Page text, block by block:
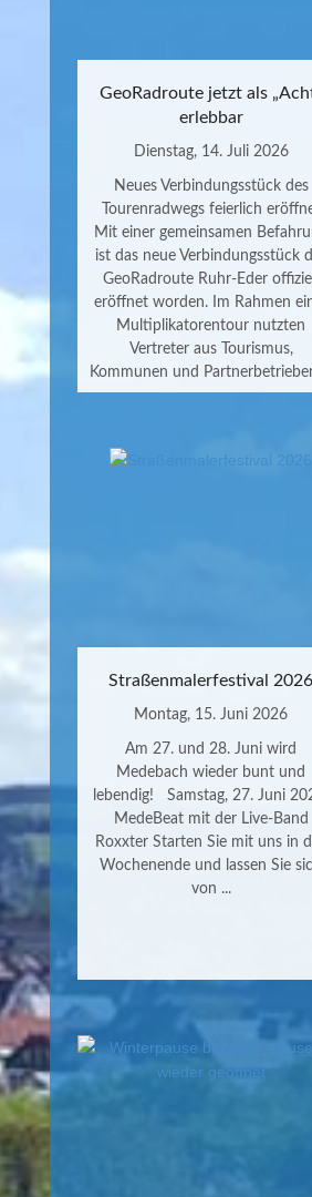
GeoRadroute jetzt als
erlebbar
Dienstag, 14. Juli 2026
Neues Verbindungsstück des
Tourenradwegs feierlich
Mit einer gemeinsamen
ist das neue Verbindungsstück
GeoRadroute Ruhr-Eder offiziell
eröffnet worden. Im Rahmen
Multiplikatorentour nutzten
Vertreter aus Tourismus,
Kommunen und
Straßenmalerfestival 2026
Montag, 15. Juni 2026
Am 27. und 28. Juni wird
Medebach wieder bunt und
lebendig! Samstag, 27. Juni
MedeBeat mit der Live-Band
Roxxter Starten Sie mit uns in
Wochenende und lassen Sie
von ...